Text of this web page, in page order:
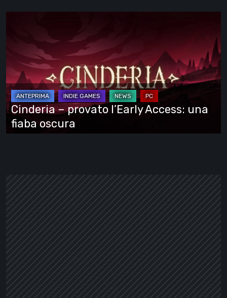
provato
l’Early
Access:
una
fiaba
oscura
Cinderia – provato l’Early Access: una
fiaba oscura